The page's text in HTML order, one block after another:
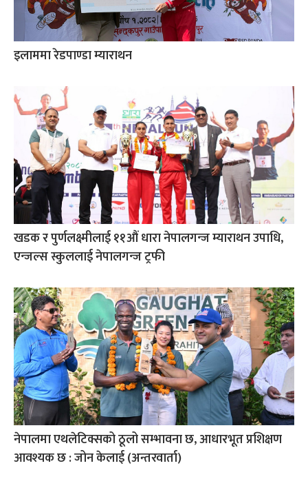
इलाममा रेडपाण्डा म्याराथन
खडक र पुर्णलक्ष्मीलाई ११औं धारा नेपालगन्ज म्याराथन उपाधि,
एन्जल्स स्कुललाई नेपालगन्ज ट्रफी
नेपालमा एथलेटिक्सको ठूलो सम्भावना छ, आधारभूत प्रशिक्षण
आवश्यक छ : जोन केलाई (अन्तरवार्ता)